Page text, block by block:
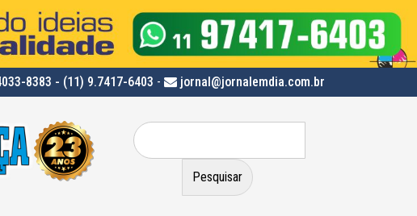
8383 - (11) 9.7417-6403 - jornal@jornalemdia.com.br
Pesquisar
por: